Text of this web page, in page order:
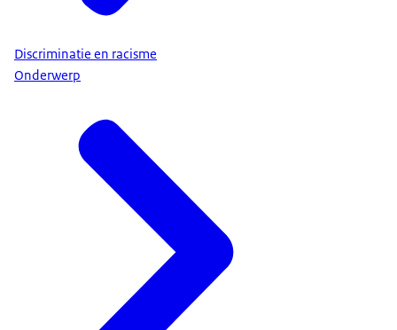
Discriminatie en racisme
Onderwerp